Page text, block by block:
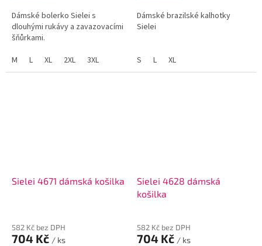
Dámské bolerko Sielei s
dlouhými rukávy a zavazovacími
šňůrkami.
M
L XL 2XL 3XL
Dámské brazilské kalhotky
Sielei
S L XL
Sielei 4671 dámská košilka
582 Kč bez DPH
704 Kč / ks
Sielei 4628 dámská
košilka
582 Kč bez DPH
704 Kč / ks